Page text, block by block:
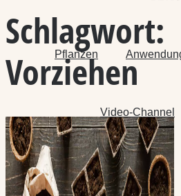
Pflanzen
Video-Channel
Schlagwort:
Vorziehen